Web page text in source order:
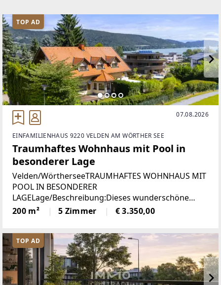
TOP AD
07.08.2026
EINFAMILIENHAUS 9220 VELDEN AM WÖRTHER SEE
Traumhaftes Wohnhaus mit Pool in
besonderer Lage
Velden/WörtherseeTRAUMHAFTES WOHNHAUS MIT
POOL IN BESONDERER
LAGELage/Beschreibung:Dieses wunderschöne
Wohnhaus mit einer Wohnfläche von rund 200 m²
bietet alles was das Herz begehrt. Mit drei
Schlafzimmern und zwei Bädern im Obergeschoss
200 m² 5 Zimmer € 3.350,00
TOP AD